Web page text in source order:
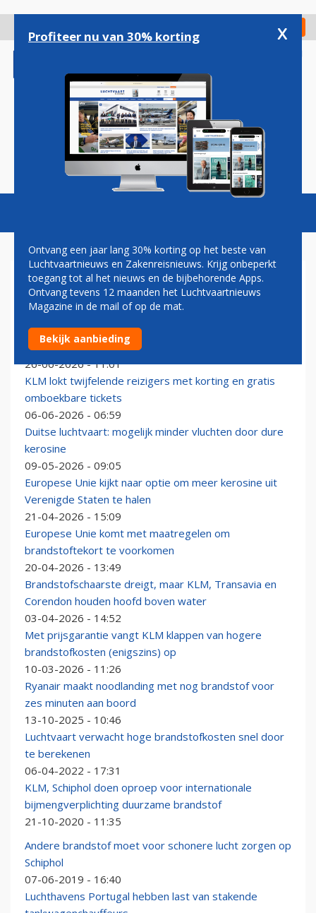
gaan
Check in
Magazine Podcasts Vacatures
BRANDSTOF
Brandstofproblemen in Russische luchtvaart: ‘Vluchten
economisch niet meer rendabel’
26-06-2026 - 11:01
KLM lokt twijfelende reizigers met korting en gratis
omboekbare tickets
06-06-2026 - 06:59
Duitse luchtvaart: mogelijk minder vluchten door dure
kerosine
09-05-2026 - 09:05
Europese Unie kijkt naar optie om meer kerosine uit
Verenigde Staten te halen
21-04-2026 - 15:09
Europese Unie komt met maatregelen om
brandstoftekort te voorkomen
20-04-2026 - 13:49
Brandstofschaarste dreigt, maar KLM, Transavia en
Corendon houden hoofd boven water
03-04-2026 - 14:52
Met prijsgarantie vangt KLM klappen van hogere
brandstofkosten (enigszins) op
10-03-2026 - 11:26
Ryanair maakt noodlanding met nog brandstof voor
zes minuten aan boord
13-10-2025 - 10:46
Luchtvaart verwacht hoge brandstofkosten snel door
te berekenen
06-04-2022 - 17:31
KLM, Schiphol doen oproep voor internationale
bijmengverplichting duurzame brandstof
21-10-2020 - 11:35
Andere brandstof moet voor schonere lucht zorgen op
Schiphol
07-06-2019 - 16:40
Luchthavens Portugal hebben last van stakende
Profiteer nu van 30% korting x
Ontvang een jaar lang 30% korting op het beste van
Luchtvaartnieuws en Zakenreisnieuws. Krijg onbeperkt
toegang tot al het nieuws en de bijbehorende Apps.
Ontvang tevens 12 maanden het Luchtvaartnieuws
Magazine in de mail of op de mat.
Bekijk aanbieding